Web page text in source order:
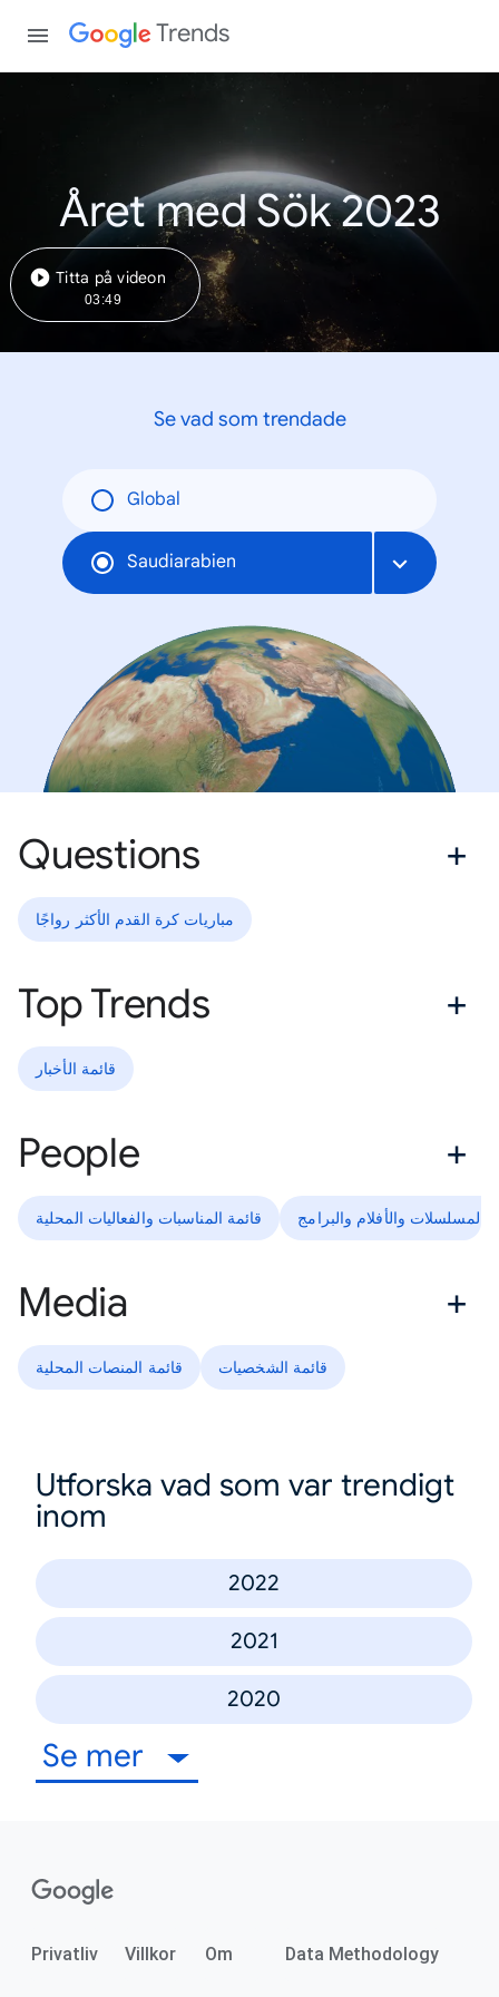
Trends
Året med Sök 2023
Titta på videon
03:49
Se vad som trendade
Global
Saudiarabien
Questions
مباريات كرة القدم الأكثر رواجًا
Top Trends
قائمة الأخبار
People
قائمة المناسبات والفعاليات المحلية المسلسلات والأفلام والبرامج
Media
قائمة المنصات المحلية قائمة الشخصيات
Utforska vad som var trendigt
inom
2022
2021
2020
Se mer
Privatliv Villkor Om Data Methodology